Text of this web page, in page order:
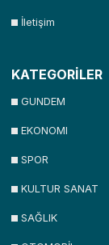
İletişim
KATEGORİLER
GUNDEM
EKONOMI
SPOR
KULTUR SANAT
SAĞLIK